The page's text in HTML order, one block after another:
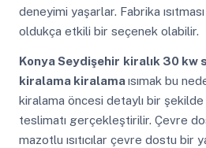
deneyimi yaşarlar. Fabrika ısıtması
oldukça etkili bir seçenek olabilir.
Konya Seydişehir kiralık 30 kw
kiralama kiralamaısımak bu
kiralama öncesi detaylı bir
teslimatı gerçekleştirilir. Çevre
mazotlu ısıtıcılar çevre dostu bir